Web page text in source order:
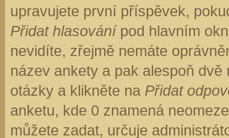
upravujete první příspěvek,
Přidat hlasovánípod hlavním
nevidíte, zřejmě nemáte
název ankety a pak alespoň
otázky a klikněte na Přidat
anketu, kde 0 znamená
můžete zadat, určuje